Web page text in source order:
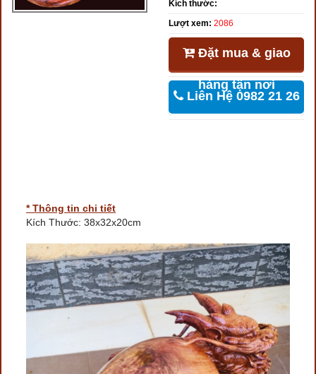
Kích thước:
Lượt xem: 2086
Đặt mua & giao
hàng tận nơi
Liên Hệ 0982 21 26
* Thông tin chi tiết
Kích Thước: 38x32x20cm